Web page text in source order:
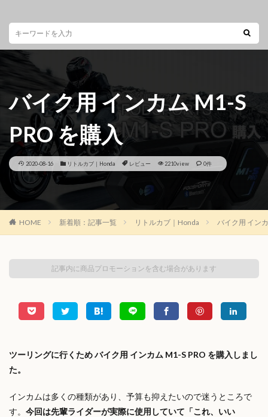
バイク用 インカム M1-S
PRO を購入
2020-08-16 リトルカブ｜Honda レビュー 2210view 0件
HOME 新着順：記事一覧 リトルカブ｜Honda バイク用 イン
記事内に商品プロモーションを含む場合があります
ツーリングに行くため バイク用 インカム M1-S PRO を購入しまし
た。
インカムは多くの種類があり、予算も抑えたいので迷うところで
す。 今回は先輩ライダーが実際に使用していて「これ、いい